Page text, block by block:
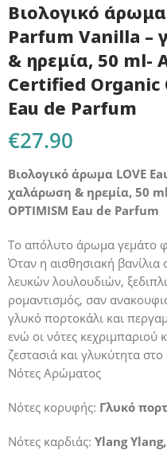
Βιολογικό άρωμα
Parfum Vanilla –
& ηρεμία, 50 ml-
Certified Organic
Eau de Parfum
€27.90
Βιολογικό άρωμα LOVE
χαλάρωση & ηρεμία, 50
OPTIMISM Eau de Parfum
Το απόλυτο άρωμα γεμάτο
Όταν η αισθησιακή
λευκών λουλουδιών,
ρομαντισμός, σαν
γλυκό πορτοκάλι και
ενώ οι νότες κεχριμπαριού
ζεστασιά και γλυκύτητα
Νότες Αρώματος
Νότες κορυφής: Γλυκό
Νότες καρδιάς: Ylang